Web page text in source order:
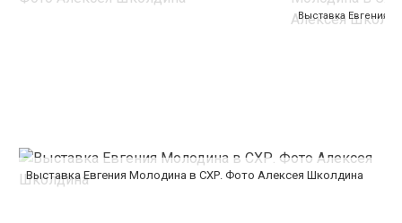
Выставка Евгения Молодина в СХР. Фото Алексея Школдина